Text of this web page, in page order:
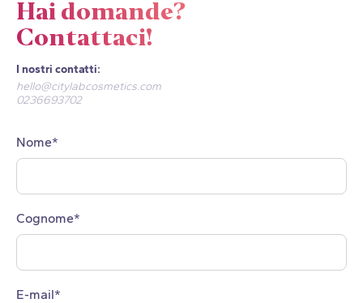
Hai domande?
Contattaci!
I nostri contatti:
hello@citylabcosmetics.com
0236693702
Nome*
Cognome*
E-mail*